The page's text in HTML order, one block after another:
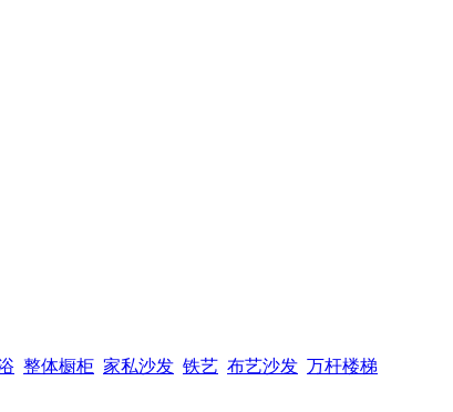
整体橱柜 家私沙发 铁艺 布艺沙发 万杆楼梯